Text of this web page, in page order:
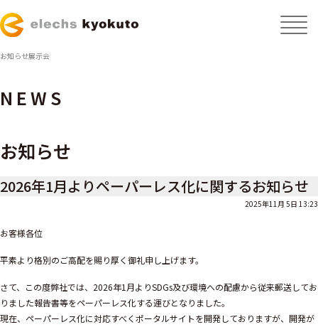
お知らせ展示会
NEWS
お知らせ
2026年1月よりペーパーレス化に関するお知らせ
2025年11月 5日 13:23
お客様各位
平素より格別のご高配を賜り厚く御礼申し上げます。
さて、この度弊社では、2026年1月よりSDGs及び環境への配慮から従来郵送してお
りました報告書等をペーパーレス化する運びとなりました。
現在、ペーパーレス化に対応すべくポータルサイトを開発しておりますが、開発が